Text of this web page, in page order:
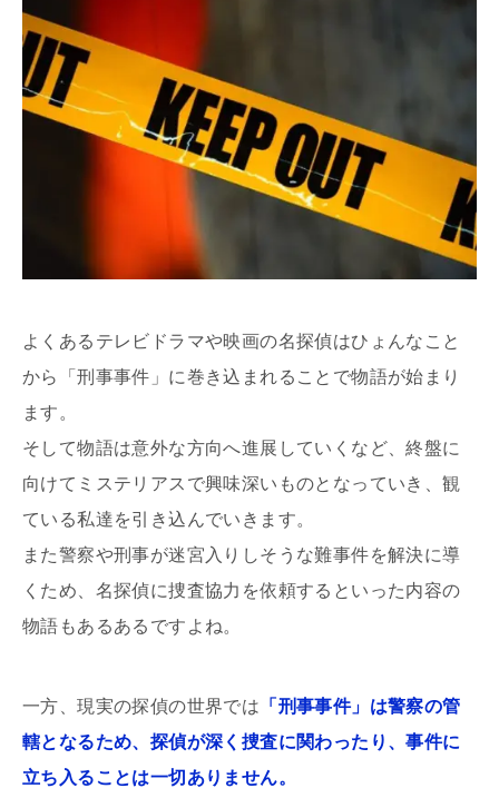
よくあるテレビドラマや映画の名探偵はひょんなこと
から「刑事事件」に巻き込まれることで物語が始まり
ます。
そして物語は意外な方向へ進展していくなど、終盤に
向けてミステリアスで興味深いものとなっていき、観
ている私達を引き込んでいきます。
また警察や刑事が迷宮入りしそうな難事件を解決に導
くため、名探偵に捜査協力を依頼するといった内容の
物語もあるあるですよね。
一方、現実の探偵の世界では 「刑事事件」は警察の管
轄となるため、探偵が深く捜査に関わったり、事件に
立ち入ることは一切ありません。